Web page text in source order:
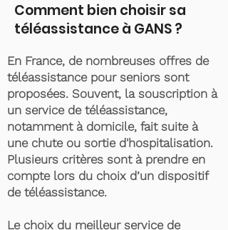
Comment bien choisir sa
téléassistance à GANS ?
En France, de nombreuses offres de
téléassistance pour seniors sont
proposées. Souvent, la souscription à
un service de téléassistance,
notamment à domicile, fait suite à
une chute ou sortie d'hospitalisation.
Plusieurs critères sont à prendre en
compte lors du choix d’un dispositif
de téléassistance.
Le choix du meilleur service de